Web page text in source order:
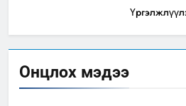
Онцлох мэдээ